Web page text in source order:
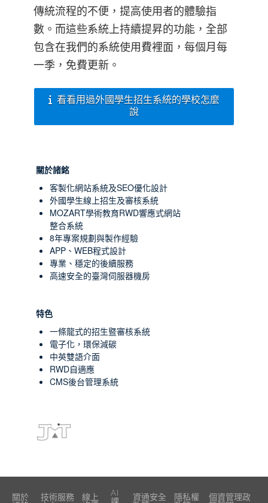
傳統流程的不便，提高使用者的體驗指
數。而這些系統上持續提昇的功能，全部
包含在我們的系統使用費裡面，每個月每
一季，免費更新。
看看用過外國學生招生系統的學校怎麼
說
關於諸銘
客製化網站系統及SEO優化設計
外國學生線上招生及審核系統
MOZART學術教育RWD響應式網站
整合系統
8年專案規劃與製作經驗
APP、WEB程式設計
專業、穩定的後續服務
高速安全的臺灣伺服器機房
特色
一條龍式的招生暨審核系統
電子化，環保減碳
中英雙語介面
RWD自適應
CMS後台管理系統
關於
技術服務
線上
AI
資通安全
隱私權
個資管理政